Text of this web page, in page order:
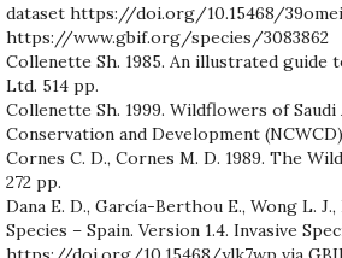
dataset https://doi.org/10.15468/39omei
https://www.gbif.org/species/3083862
Collenette Sh. 1985. An illustrated
Ltd. 514 pp.
Collenette Sh. 1999. Wildflowers of
Conservation and Development
Cornes C. D., Cornes M. D. 1989. The
272 pp.
Dana E. D., García-Berthou E., Wong L.
Species – Spain. Version 1.4. Invasive